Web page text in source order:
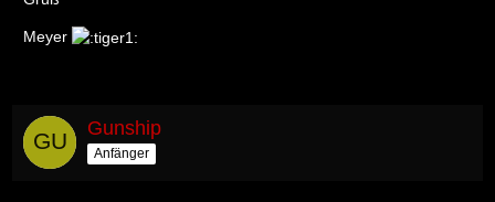
Meyer
Gunship
Anfänger